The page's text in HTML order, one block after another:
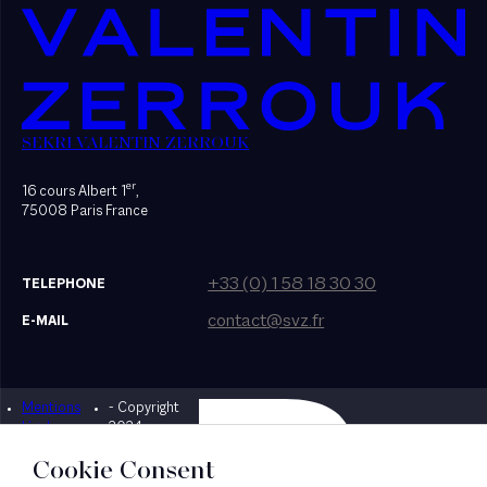
SEKRI VALENTIN ZERROUK
16 cours Albert 1er,
75008 Paris France
TELEPHONE +33 (0) 1 58 18 30 30
E-MAIL contact@svz.fr
Mentions
légales
- Copyright
2024
Designed by Bonhomme
Cookie Consent